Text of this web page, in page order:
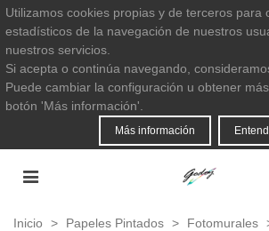
Utilizamos cookies propias y de terceros para
estadísticos de la navegación de nuestros
nuestros servicios.
Si acepta o continúa navegando,
Puede cambiar la configuración u obtener
botón 'Más información'.
Más información
Inicio > Papeles Pintados > Fotomurales